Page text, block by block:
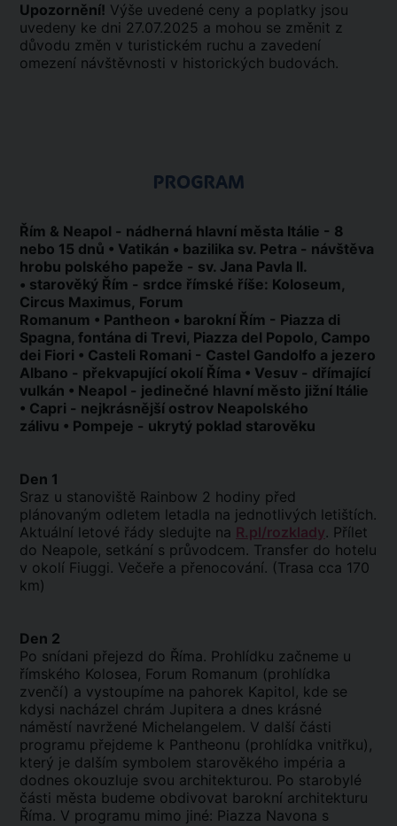
Upozornění! Výše uvedené ceny a poplatky jsou
uvedeny ke dni 27.07.2025 a mohou se změnit z
důvodu změn v turistickém ruchu a zavedení
omezení návštěvnosti v historických budovách.
PROGRAM
Řím & Neapol - nádherná hlavní města Itálie - 8
nebo 15 dnů • Vatikán • bazilika sv. Petra - návštěva
hrobu polského papeže - sv. Jana Pavla II.
• starověký Řím - srdce římské říše: Koloseum,
Circus Maximus, Forum
Romanum • Pantheon • barokní Řím - Piazza di
Spagna, fontána di Trevi, Piazza del Popolo, Campo
dei Fiori • Casteli Romani - Castel Gandolfo a jezero
Albano - překvapující okolí Říma • Vesuv - dřímající
vulkán • Neapol - jedinečné hlavní město jižní Itálie
• Capri - nejkrásnější ostrov Neapolského
zálivu • Pompeje - ukrytý poklad starověku
Den 1
Sraz u stanoviště Rainbow 2 hodiny před
plánovaným odletem letadla na jednotlivých letištích.
Aktuální letové řády sledujte na R.pl/rozklady. Přílet
do Neapole, setkání s průvodcem. Transfer do hotelu
v okolí Fiuggi. Večeře a přenocování. (Trasa cca 170
km)
Den 2
Po snídani přejezd do Říma. Prohlídku začneme u
římského Kolosea, Forum Romanum (prohlídka
zvenčí) a vystoupíme na pahorek Kapitol, kde se
kdysi nacházel chrám Jupitera a dnes krásné
náměstí navržené Michelangelem. V další části
programu přejdeme k Pantheonu (prohlídka vnitřku),
který je dalším symbolem starověkého impéria a
dodnes okouzluje svou architekturou. Po starobylé
části města budeme obdivovat barokní architekturu
Říma. V programu mimo jiné: Piazza Navona s